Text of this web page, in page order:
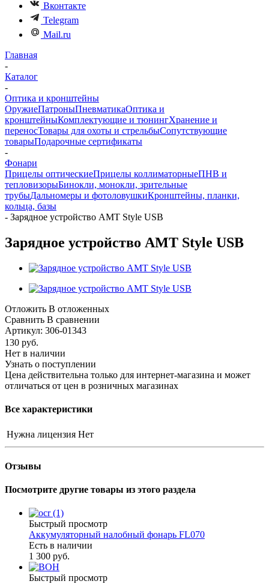
Вконтакте
Telegram
Mail.ru
Главная
-
Каталог
-
Оптика и кронштейны
ОружиеПатроныПневматикаОптика и
кронштейныКомплектующие и тюнингХранение и
переносТовары для охоты и стрельбыСопутствующие
товарыПодарочные сертификаты
-
Фонари
Прицелы оптическиеПрицелы коллиматорныеПНВ и
тепловизорыБинокли, монокли, зрительные
трубыДальномеры и фотоловушкиКронштейны, планки,
кольца, базы
- Зарядное устройство AMT Style USB
Зарядное устройство AMT Style USB
Отложить В отложенных
Сравнить В сравнении
Артикул: 306-01343
130 руб.
Нет в наличии
Узнать о поступлении
Цена действительна только для интернет-магазина и может
отличаться от цен в розничных магазинах
Все характеристики
Нужна лицензия Нет
Отзывы
Посмотрите другие товары из этого раздела
Быстрый просмотр
Аккумуляторный налобный фонарь FL070
Есть в наличии
1 300 руб.
Быстрый просмотр